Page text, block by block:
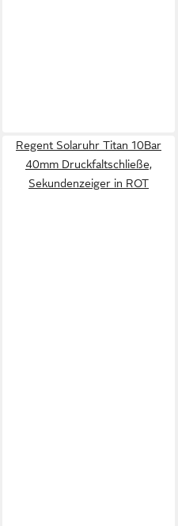
Regent Solaruhr Titan 10Bar
40mm Druckfaltschließe,
Sekundenzeiger in ROT